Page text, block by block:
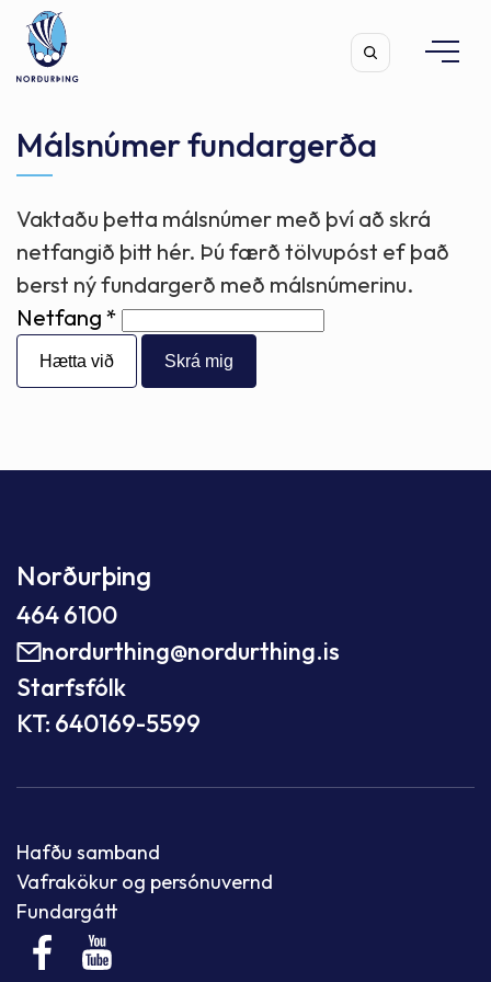
Leita
Málsnúmer fundargerða
Vaktaðu þetta málsnúmer með því að skrá
netfangið þitt hér. Þú færð tölvupóst ef það
berst ný fundargerð með málsnúmerinu.
Netfang
Hætta við
Norðurþing
464 6100
nordurthing@nordurthing.is
Starfsfólk
KT: 640169-5599
Hafðu samband
Vafrakökur og persónuvernd
Fundargátt